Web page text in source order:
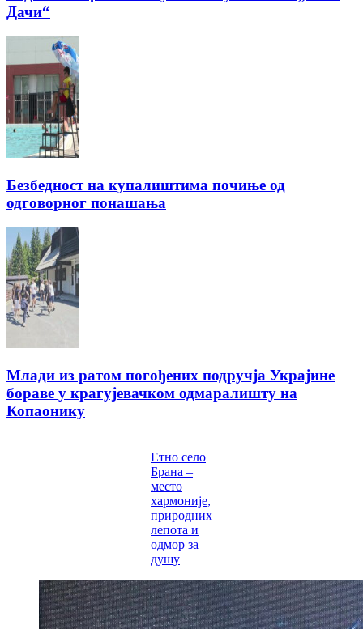
Дачи“
Безбедност на купалиштима почиње од
одговорног понашања
Млади из ратом погођених подручја Украјине
бораве у крагујевачком одмаралишту на
Копаонику
Етно село
Брана –
место
хармоније,
природних
лепота и
одмор за
душу